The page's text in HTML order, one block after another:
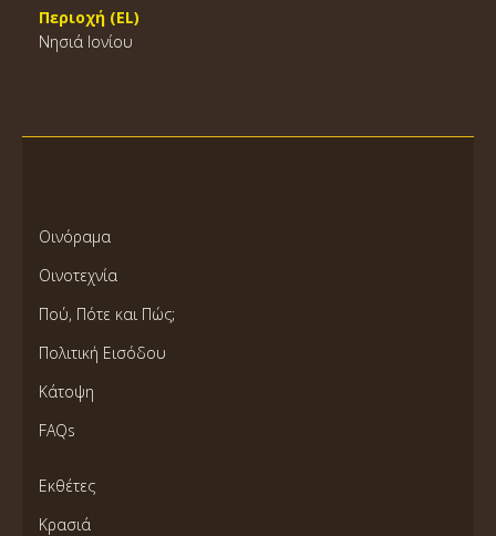
Περιοχή (EL)
Νησιά Ιονίου
Οινόραμα
Οινοτεχνία
Πού, Πότε και Πώς;
Πολιτική Εισόδου
Κάτοψη
FAQs
Εκθέτες
Κρασιά